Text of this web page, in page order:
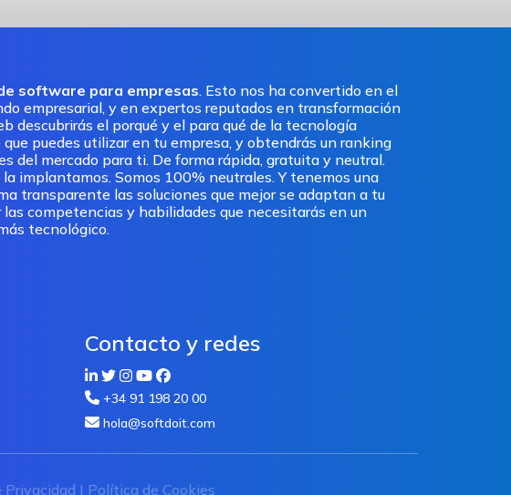
software para empresas. Esto nos ha convertido en el
empresarial, y en expertos reputados en transformación
descubrirás el porqué y el para qué de la tecnología
puedes utilizar en tu empresa, y obtendrás un ranking
del mercado para ti. De forma rápida, gratuita y neutral.
implantamos. Somos 100% neutrales. Y tenemos una
transparente las soluciones que mejor se adaptan a tu
las competencias y habilidades que necesitarás en un
tecnológico.
Contacto y redes
+34 91 198 20 00
hola@softdoit.com
| Política de Cookies